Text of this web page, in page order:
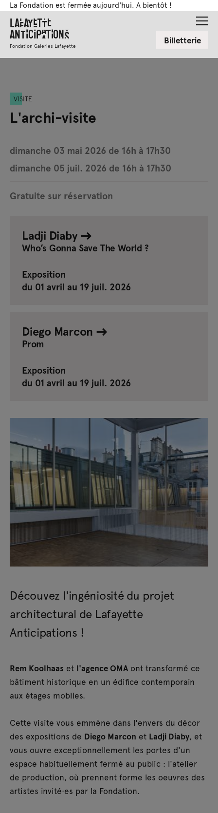
La Fondation est fermée aujourd'hui. A bientôt !
Lafayette
Anticipations
Fondation Galeries Lafayette Billetterie
VISITE
L'archi-visite
dimanche 03 mai 2026 de 16h à 17h30
dimanche 05 juil. 2026 de 16h à 17h30
Gratuite sur réservation
Ladji Diaby
Who’s Gonna Save The World ?
Exposition
du 01 avril au 19 juil. 2026
Diego Marcon
Prom
Exposition
du 01 avril au 19 juil. 2026
Découvez l'ingéniosité du projet
architectural de Lafayette
Anticipations !
Rem Koolhaas et l'agence OMA ont transformé ce
bâtiment historique en un édifice contemporain
aux étages mobiles.
Cette visite vous emmène dans l'envers du décor
des expositions de Diego Marcon et Ladji Diaby, et
vous ouvre exceptionnellement les portes d'un
espace habituellement fermé au public : l'atelier
de production, où prennent forme les oeuvres des
artistes invité·es par la Fondation.